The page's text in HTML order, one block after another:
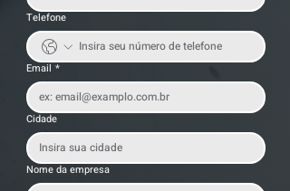
Telefone
Email *
Cidade
Nome da empresa